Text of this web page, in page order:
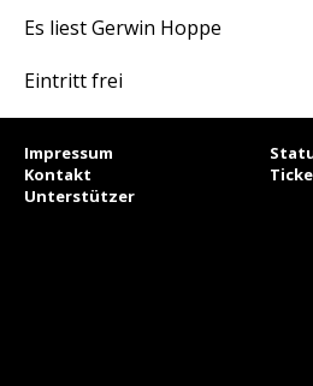
Es liest Gerwin Hoppe
Eintritt frei
Impressum
Kontakt
Unterstützer